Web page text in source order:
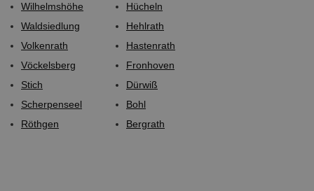
Wilhelmshöhe
Waldsiedlung
Volkenrath
Vöckelsberg
Stich
Scherpenseel
Röthgen
Hücheln
Hehlrath
Hastenrath
Fronhoven
Dürwiß
Bohl
Bergrath